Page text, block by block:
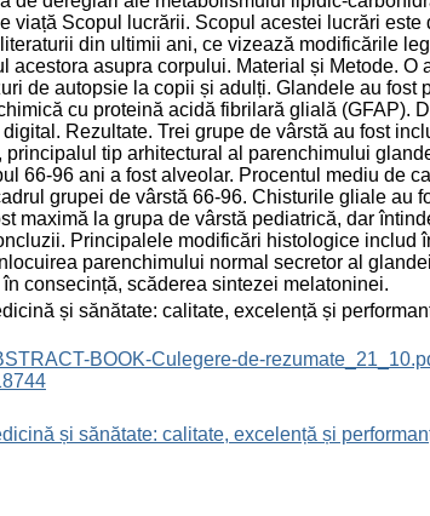
viață Scopul lucrării. Scopul acestei lucrări este
din ultimii ani, ce vizează modificările
asupra corpului. Material și Metode. O
de autopsie la copii și adulți. Glandele au fost
cu proteină acidă fibrilară glială (GFAP).
Rezultate. Trei grupe de vârstă au fost
tip arhitectural al parenchimului
66-96 ani a fost alveolar. Procentul mediu de
grupei de vârstă 66-96. Chisturile gliale au
maximă la grupa de vârstă pediatrică, dar
Principalele modificări histologice includ
parenchimului normal secretor al
consecință, scăderea sintezei melatoninei.
și sănătate: calitate, excelență și
BOOK-Culegere-de-
și sănătate: calitate, excelență și